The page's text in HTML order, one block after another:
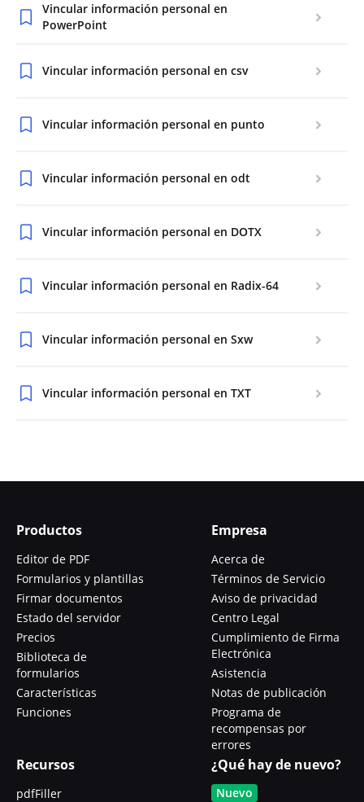
Vincular información personal en
PowerPoint
Vincular información personal en csv
Vincular información personal en punto
Vincular información personal en odt
Vincular información personal en DOTX
Vincular información personal en Radix-64
Vincular información personal en Sxw
Vincular información personal en TXT
Productos
Editor de PDF
Formularios y plantillas
Firmar documentos
Estado del servidor
Precios
Biblioteca de
formularios
Características
Funciones
Empresa
Acerca de
Términos de Servicio
Aviso de privacidad
Centro Legal
Cumplimiento de Firma
Electrónica
Asistencia
Notas de publicación
Programa de
recompensas por
errores
Recursos
pdfFiller
¿Qué hay de nuevo?
Nuevo